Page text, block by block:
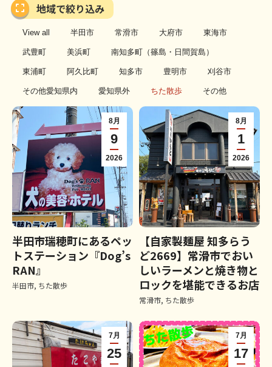
地域で絞り込み
View all 半田市 常滑市 大府市 東海市
武豊町 美浜町 南知多町（篠島・日間賀島）
東浦町 阿久比町 知多市 豊明市 刈谷市
その他愛知県内 愛知県外 ちた散歩 その他
8月
9
2026
半田市瑞穂町にあるペッ
トステーション『Dog’s
RAN』
半田市, ちた散歩
8月
1
2026
【自家製麺屋 知多らう
ど2669】常滑市でおい
しいラーメンと焼き物と
ロックを堪能できるお店
常滑市, ちた散歩
7月
25
7月
17